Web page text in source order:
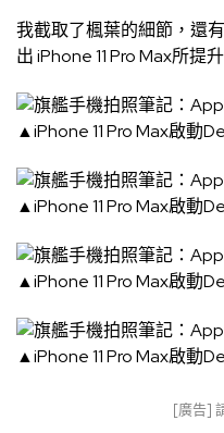
我截取了楓葉的細節，還
出 iPhone 11 Pro Max所提
▲iPhone 11 Pro Max啟動
▲iPhone 11 Pro Max啟動
▲iPhone 11 Pro Max啟動
▲iPhone 11 Pro Max啟動
[廣告]